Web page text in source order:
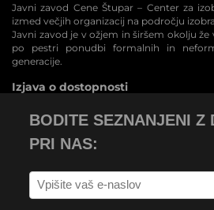
Javni zavod Cene Štupar – Center za
izmed večjih organizacij na področju
Javni zavod je v ožjem in širšem okolju
po pestri ponudbi formalnih in
generacije.
Izjava o dostopnosti
BODITE SEZNANJENI Z
PRI NAS: